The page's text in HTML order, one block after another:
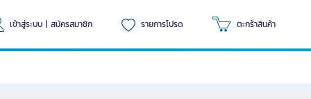
เข้าสู่ระบบ | สมัครสมาชิก รายการโปรด ตะกร้าสินค้า